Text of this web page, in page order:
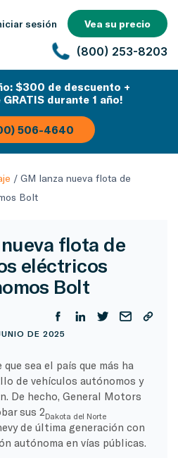
sesión Vea su precio
(800) 253-8203
$300 de descuento +
durante 1 año!
506-4640
/ GM lanza nueva flota de
Bolt
flota de
eléctricos
Bolt
DE 2025
que sea el país que más ha
de vehículos autónomos y
De hecho, General Motors
sus 2Dakota del Norte
de última generación con
autónoma en vías públicas.